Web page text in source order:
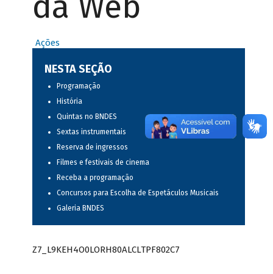
Ações
NESTA SEÇÃO
Programação
História
Quintas no BNDES
Sextas instrumentais
Reserva de ingressos
Filmes e festivais de cinema
Receba a programação
Concursos para Escolha de Espetáculos Musicais
Galeria BNDES
Z7_L9KEH4O0LORH80ALCLTPF802C7